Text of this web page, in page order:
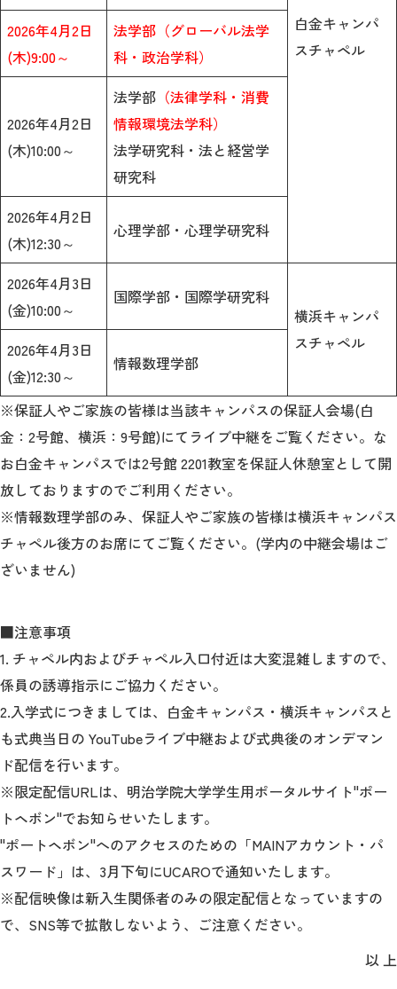
白金キャンパ
スチャペル
2026年4月2日
(木)9:00～
法学部（グローバル法学
科・政治学科）
2026年4月2日
(木)10:00～
法学部 （法律学科・消費
情報環境法学科）
法学研究科・法と経営学
研究科
2026年4月2日
(木)12:30～
心理学部・心理学研究科
2026年4月3日
(金)10:00～
国際学部・国際学研究科
横浜キャンパ
スチャペル
2026年4月3日
(金)12:30～
情報数理学部
※保証人やご家族の皆様は当該キャンパスの保証人会場(白
金：2号館、横浜：9号館)にてライブ中継をご覧ください。 な
お白金キャンパスでは2号館 2201教室を保証人休憩室として開
放しておりますのでご利用ください。
※情報数理学部のみ、保証人やご家族の皆様は横浜キャンパス
チャペル後方のお席にてご覧ください。(学内の中継会場はご
ざいません)
■注意事項
1. チャペル内およびチャペル入口付近は大変混雑しますので、
係員の誘導指示にご協力ください。
2.入学式につきましては、白金キャンパス・横浜キャンパスと
も式典当日の YouTubeライブ中継および式典後のオンデマン
ド配信を行います。
※限定配信URLは、明治学院大学学生用ポータルサイト"ポー
トヘボン"でお知らせいたします。
"ポートヘボン"へのアクセスのための「MAINアカウント・パ
スワード」は、3月下旬にUCAROで通知いたします。
※配信映像は新入生関係者のみの限定配信となっていますの
で、SNS等で拡散しないよう、ご注意ください。
以 上